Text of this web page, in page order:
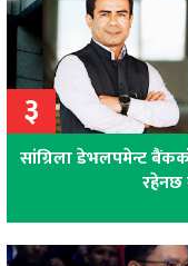
३
सांग्रिला डेभलपमेन्ट
रहेनछ